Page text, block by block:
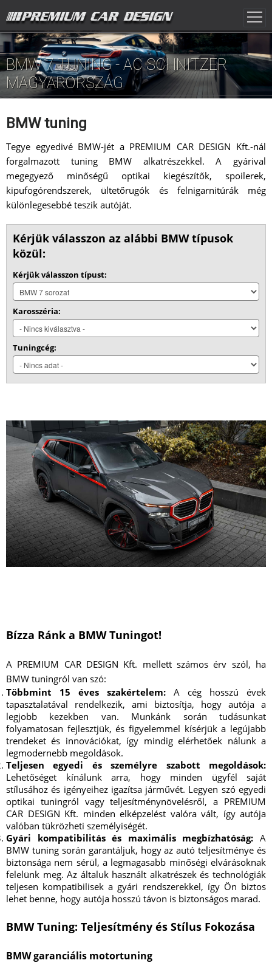
BMW 7 TUNING - AC SCHNITZER
MAGYARORSZÁG
BMW tuning
Tegye egyedivé BMW-jét a PREMIUM CAR DESIGN Kft.-nál
forgalmazott tuning BMW alkatrészekkel. A gyárival
megegyező minőségű optikai kiegészítők, spoilerek,
kipufogórendszerek, ültetőrugók és felnigarnitúrák még
különlegesebbé teszik autóját.
Kérjük válasszon az alábbi BMW típusok
közül:
Kérjük válasszon típust:
Karosszéria:
Tuningcég:
Bízza Ránk a BMW Tuningot!
A PREMIUM CAR DESIGN Kft. mellett számos érv szól, ha
BMW tuningról van szó:
Többmint 15 éves szakértelem: A cég hosszú évek
tapasztalatával rendelkezik, ami biztosítja, hogy autója a
legjobb kezekben van. Munkánk során tudásunkat
folyamatosan fejlesztjük, és figyelemmel kísérjük a legújabb
trendeket és innovációkat, így mindig elérhetőek nálunk a
legmodernebb megoldások.
Teljesen egyedi és személyre szabott megoldások:
Lehetőséget kínálunk arra, hogy minden ügyfél saját
stílusához és igényeihez igazítsa járművét. Legyen szó egyedi
optikai tuningról vagy teljesítménynövelésről, a PREMIUM
CAR DESIGN Kft. minden elképzelést valóra vált, így autója
valóban tükrözheti személyiségét.
Gyári kompatibilitás és maximális megbízhatóság: A
BMW tuning során garantáljuk, hogy az autó teljesítménye és
biztonsága nem sérül, a legmagasabb minőségi elvárásoknak
felelünk meg. Az általuk használt alkatrészek és technológiák
teljesen kompatibilisek a gyári rendszerekkel, így Ön biztos
lehet benne, hogy autója hosszú távon is biztonságos marad.
BMW Tuning: Teljesítmény és Stílus Fokozása
BMW garanciális motortuning